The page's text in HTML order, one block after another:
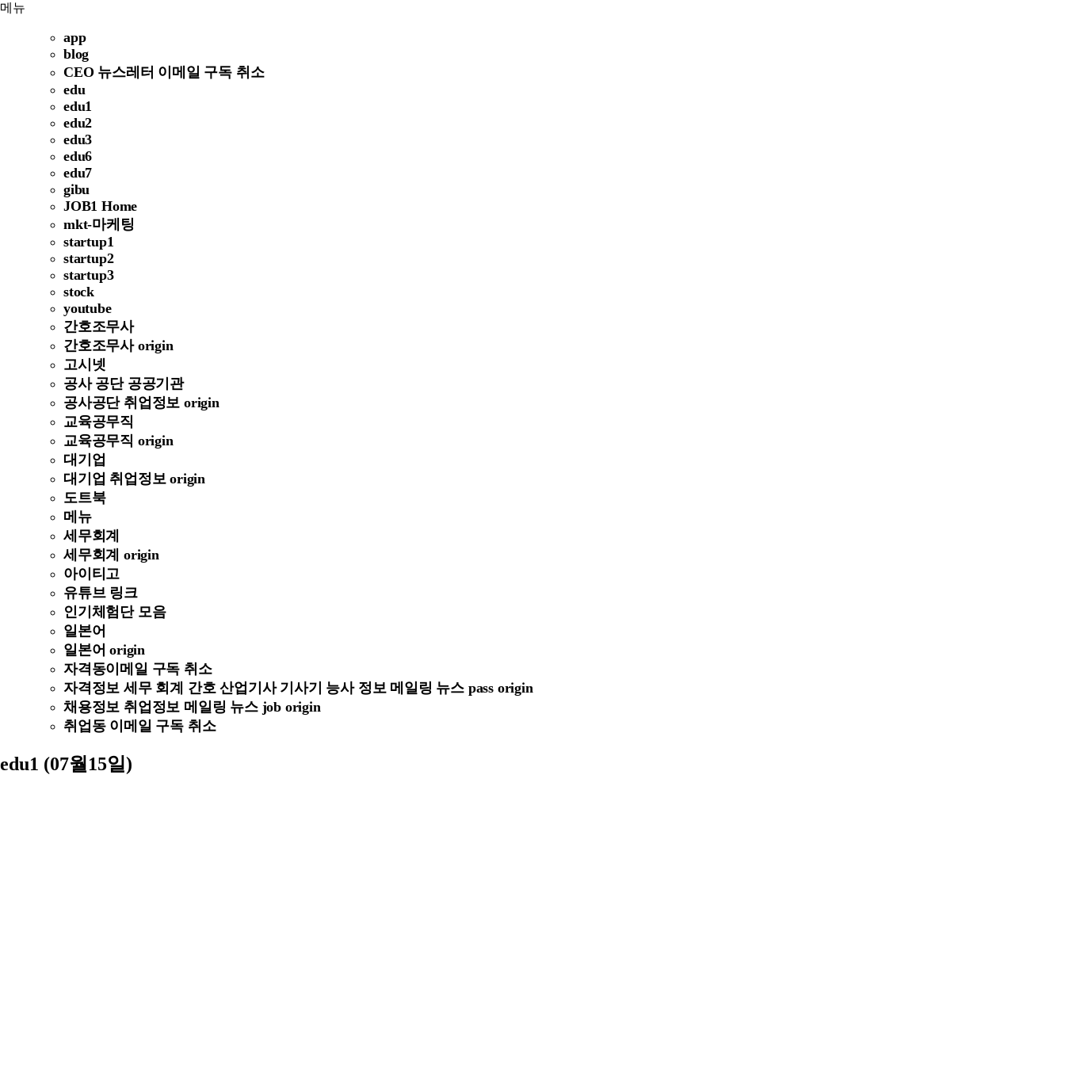
메뉴
app
blog
CEO 뉴스레터 이메일 구독 취소
edu
edu1
edu2
edu3
edu6
edu7
gibu
JOB1 Home
mkt-마케팅
startup1
startup2
startup3
stock
youtube
간호조무사
간호조무사 origin
고시넷
공사 공단 공공기관
공사공단 취업정보 origin
교육공무직
교육공무직 origin
대기업
대기업 취업정보 origin
도트북
메뉴
세무회계
세무회계 origin
아이티고
유튜브 링크
인기체험단 모음
일본어
일본어 origin
자격동이메일 구독 취소
자격정보 세무 회계 간호 산업기사 기사기 능사 정보 메일링 뉴스 pass origin
채용정보 취업정보 메일링 뉴스 job origin
취업동 이메일 구독 취소
edu1 (07월15일)